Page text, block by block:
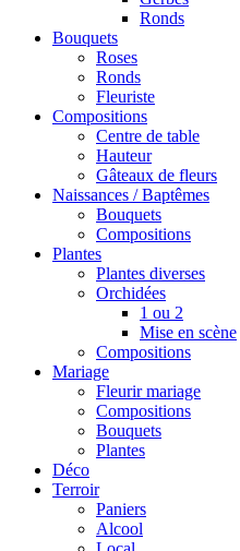
Ronds
Bouquets
Roses
Ronds
Fleuriste
Compositions
Centre de table
Hauteur
Gâteaux de fleurs
Naissances / Baptêmes
Bouquets
Compositions
Plantes
Plantes diverses
Orchidées
1 ou 2
Mise en scène
Compositions
Mariage
Fleurir mariage
Compositions
Bouquets
Plantes
Déco
Terroir
Paniers
Alcool